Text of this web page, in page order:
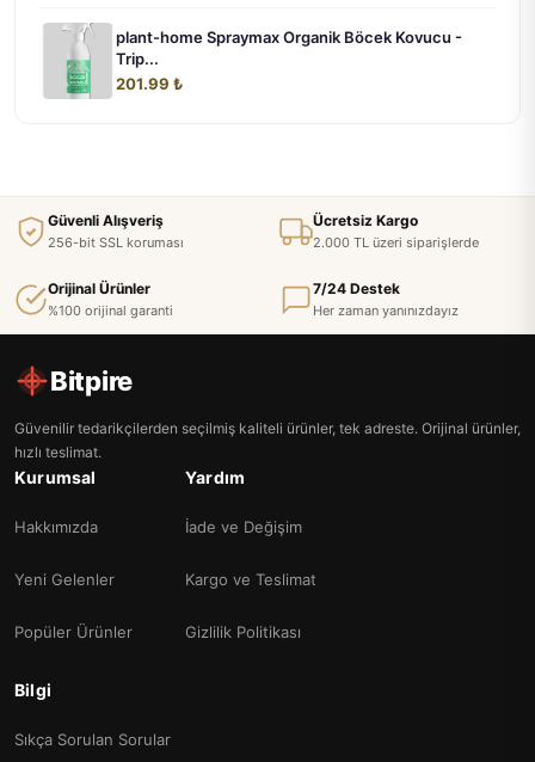
plant-home Spraymax Organik Böcek Kovucu -
Trip...
201.99 ₺
Güvenli Alışveriş
256-bit SSL koruması
Ücretsiz Kargo
2.000 TL üzeri siparişlerde
Orijinal Ürünler
%100 orijinal garanti
7/24 Destek
Her zaman yanınızdayız
Bitpire
Güvenilir tedarikçilerden seçilmiş kaliteli ürünler, tek adreste. Orijinal ürünler,
hızlı teslimat.
Kurumsal
Hakkımızda
Yeni Gelenler
Popüler Ürünler
Yardım
İade ve Değişim
Kargo ve Teslimat
Gizlilik Politikası
Bilgi
Sıkça Sorulan Sorular